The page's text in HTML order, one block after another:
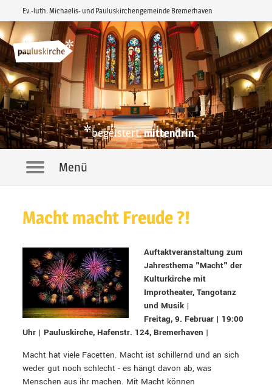
Ev.-luth. Michaelis- und Pauluskirchengemeinde Bremerhaven
*begeistert.mittendrin.
NavigationMenü
Macht macht Freude ?!
Auftaktveranstaltung zum
Jahresthema "Macht" der
Kulturkirche mit
Improtheater, Tangotanz
und Musik |
Freitag, 9. Februar | 19:00
Uhr | Pauluskirche, Hafenstr. 124, Bremerhaven |
Macht hat viele Facetten. Macht ist schillernd und an sich
weder gut noch schlecht - es hängt davon ab, was
Menschen aus ihr machen. Mit Macht können